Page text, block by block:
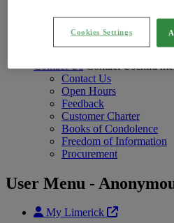
Jobs
Voting & Elections
Annual Report
Contact Us Contact Uschild
Contact Us
Open Hours
Feedback
Customer Charter
Books of Condolence
Freedom of Information
Procurement
User Menu -
My Limerick
Cookies Settings